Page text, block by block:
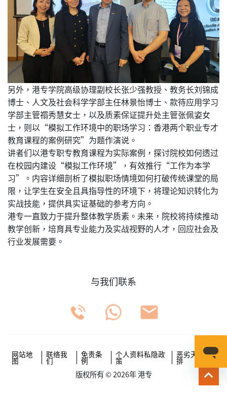
另外，港专学院高级协理副校长张少强教授、教务长刘锦成
博士、人文及社会科学学部主任林景怡博士、款待应用学习
学部主管禤秀慧女士，以及质素保证提升处主管张佩姿女
士，则以“模拟工作环境中的职场学习：香港两个职业专才
教育课程的案例研究”为题作演说。
讲者们以港专职专教育课程为实际案例，探讨院校如何透过
在校园内建设“模拟工作环境”，有效推行“工作为本学
习”。内容详细剖析了模拟职场情境如何打破传统课堂的局
限，让学生在安全且具指导性的环境下，将理论知识转化为
实战技能，提供具实证基础的参考方向。
港专一直致力于提升整体教学质素。未来，院校将持续推动
教学创新，培育具专业能力及实战视野的人才，回应社会及
行业发展需要。
与我们联系
网站地
图
联络我
们
免责条
例
个人资料私隐政
策
恶劣天气安
排
版权所有 © 2026年 港专